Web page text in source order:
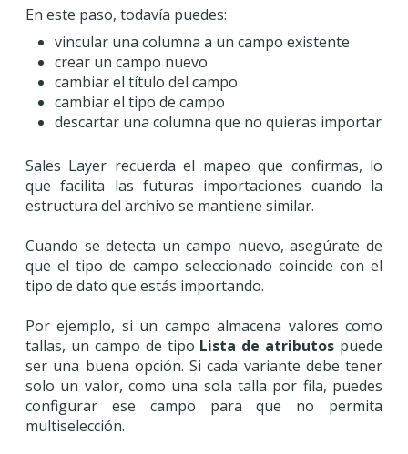
En este paso, todavía puedes:
vincular una columna a un campo existente
crear un campo nuevo
cambiar el título del campo
cambiar el tipo de campo
descartar una columna que no quieras importar
Sales Layer recuerda el mapeo que confirmas, lo
que facilita las futuras importaciones cuando la
estructura del archivo se mantiene similar.
Cuando se detecta un campo nuevo, asegúrate de
que el tipo de campo seleccionado coincide con el
tipo de dato que estás importando.
Por ejemplo, si un campo almacena valores como
tallas, un campo de tipo Lista de atributos puede
ser una buena opción. Si cada variante debe tener
solo un valor, como una sola talla por fila, puedes
configurar ese campo para que no permita
multiselección.